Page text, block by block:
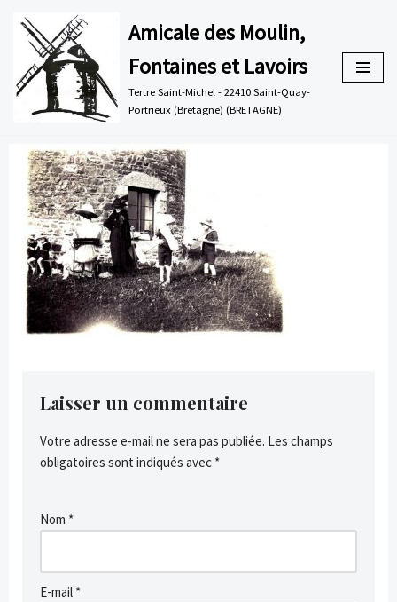
Aller
au
contenu
Amicale des Moulin,
Fontaines et Lavoirs
Tertre Saint-Michel - 22410 Saint-Quay-
Portrieux (Bretagne) (BRETAGNE)
Laisser un commentaire
Votre adresse e-mail ne sera pas publiée. Les champs
obligatoires sont indiqués avec *
Nom *
E-mail *